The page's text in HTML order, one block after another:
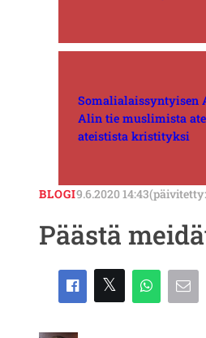
Somalialaissyntyisen
Alin tie muslimista
ateistista kristityksi
BLOGI9.6.2020 14:43(päivitetty:
Päästä